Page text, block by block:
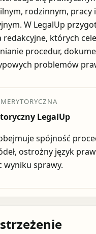
rodzinnym, pracy i
W LegalUp
redakcyjne, których
procedur,
problemów
LegalUp
spójność
ostrożny język
wyniku sprawy.